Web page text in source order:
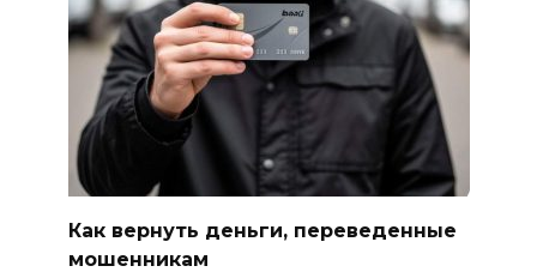
Как вернуть деньги, переведенные
мошенникам